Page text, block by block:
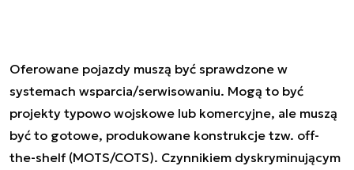
Oferowane pojazdy muszą być sprawdzone w
systemach wsparcia/serwisowaniu. Mogą to być
projekty typowo wojskowe lub komercyjne, ale muszą
być to gotowe, produkowane konstrukcje tzw. off-
the-shelf (MOTS/COTS). Czynnikiem dyskryminującym